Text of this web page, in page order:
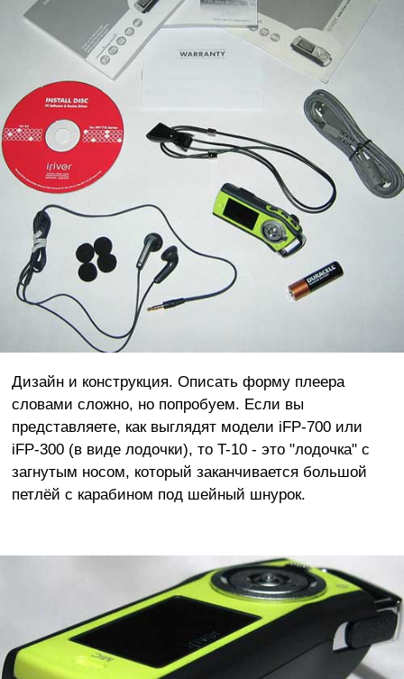
Дизайн и конструкция. Описать форму плеера
словами сложно, но попробуем. Если вы
представляете, как выглядят модели iFP-700 или
iFP-300 (в виде лодочки), то T-10 - это "лодочка" с
загнутым носом, который заканчивается большой
петлёй с карабином под шейный шнурок.